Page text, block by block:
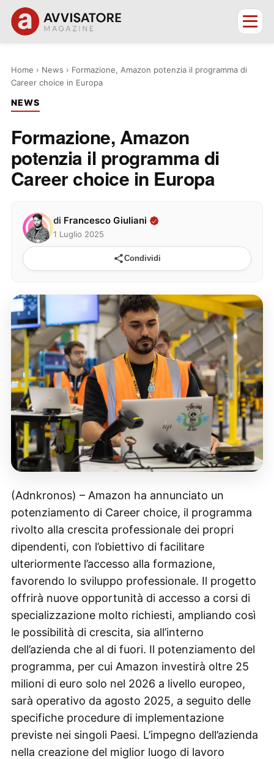
Home › News › Formazione, Amazon potenzia il programma di
Career choice in Europa
NEWS
Formazione, Amazon
potenzia il programma di
Career choice in Europa
di Francesco Giuliani
1 Luglio 2025
Condividi
(Adnkronos) – Amazon ha annunciato un
potenziamento di Career choice, il programma
rivolto alla crescita professionale dei propri
dipendenti, con l’obiettivo di facilitare
ulteriormente l’accesso alla formazione,
favorendo lo sviluppo professionale. Il progetto
offrirà nuove opportunità di accesso a corsi di
specializzazione molto richiesti, ampliando così
le possibilità di crescita, sia all’interno
dell’azienda che al di fuori. Il potenziamento del
programma, per cui Amazon investirà oltre 25
milioni di euro solo nel 2026 a livello europeo,
sarà operativo da agosto 2025, a seguito delle
specifiche procedure di implementazione
previste nei singoli Paesi. L’impegno dell’azienda
nella creazione del miglior luogo di lavoro